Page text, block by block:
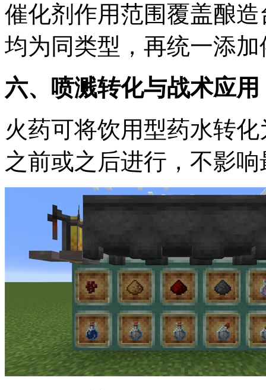
催化剂作用范围覆盖酿
均为同类型，再统一添
六、喷溅转化与战术应用
火药可将饮用型药水转
之前或之后进行，不影